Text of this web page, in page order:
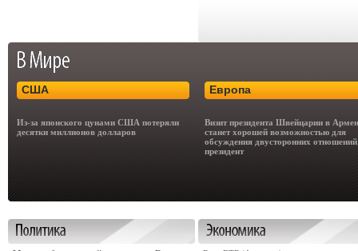
США
Из-за японского цунами США потеряли
десятки миллионов долларов
Европа
Визит президента Швейцарии в
станет хорошей возможностью для
обсуждения двусторонних
президент